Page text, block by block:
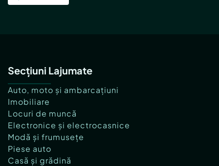
Secțiuni Lajumate
Auto, moto și ambarcațiuni
Imobiliare
Locuri de muncă
Electronice și electrocasnice
Modă și frumusețe
Piese auto
Casă și grădină